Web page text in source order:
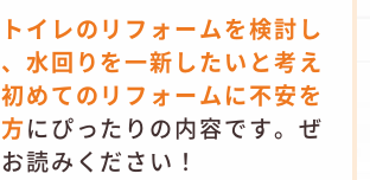
イレのリフォームを検討し
水回りを一新したいと考え
めてのリフォームに不安を
にぴったりの内容です。ぜ
読みください！